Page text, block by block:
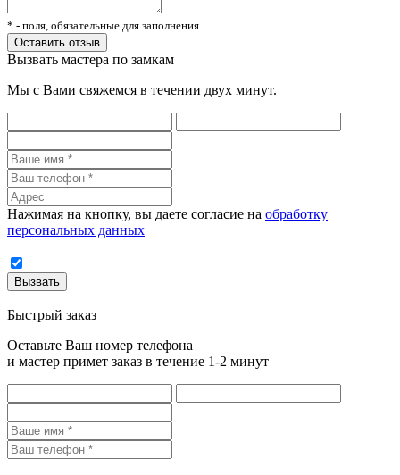
* - поля, обязательные для заполнения
Вызвать мастера по замкам
Мы с Вами свяжемся в течении двух минут.
Нажимая на кнопку, вы даете согласие на обработку
персональных данных
Быстрый заказ
Оставьте Ваш номер телефона
и мастер примет заказ в течение 1-2 минут